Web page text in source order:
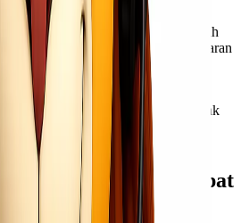
dipilih bisa membuat perbedaan
reguler mungkin lebih murah
yang menjanjikan waktu pengantaran
promo atau diskon
biaya pengiriman Anda. Banyak
harga menarik pada momen-
pelanggan baru.
Cargo yang Tepat